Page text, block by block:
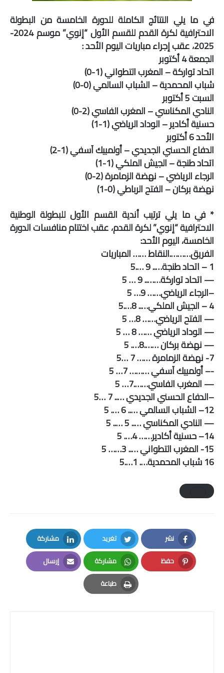
في ما يلي النتائج الكاملة للدورة الخامسة من البطولة
الاحترافية لكرة القدم للقسم الأول “إنوي” موسم 2024-
2025، عقب إجراء مباريات اليوم الأحد :
الجمعة 4 أكتوبر
اتحاد تواركة – المغرب التطواني (1-0)
شباب المحمدية – الشباب السالمي (0-0)
السبت 5 أكتوبر
النادي المكناسي – المغرب الفاسي (2-0)
حسنية أكادير – الوداد الرياضي (1-1)
الأحد 6 أكتوبر
الدفاع الحسني الجديدي – أولمبيك آسفي (1-2)
اتحاد طنجة – الجيش الملكي (1-1)
الرجاء الرياضي – نهضة الزمامرة (2-0)
نهضة بركان – الفتح الرباطي (0-1)
* في ما يلي ترتيب أندية القسم الأول للبطولة الوطنية
الاحترافية “إنوي” لكرة القدم، عقب اختتام منافسات الدورة
الخامسة، اليوم الأحد:
الفريق……….النقاط …… المباريات
1 – اتحاد طنجة….. 9 ….5
— اتحاد تواركة…….. 9 … 5
–الرجاء الرياضي…… 9… 5
4 – الجيش الملكي….. 8….5
— الفتح الرياضي…… 8… 5
— الوداد الرياضي …… 8 … 5
— نهضة بركان …….8…. 5
7- نهضة الزمامرة …… 7 …5
-– أولمبيك آسفي ……… 7… 5
— المغرب الفاسي…….7… 5
–الدفاع الحسني الجديدي ….. 7 …5
12– الشباب السالمي ….. 6 …. 5
— النادي المكناسي ….. 5 ….. 5
14– حسنية أكادير…… 4…. 5
15- المغرب التطواني ….. 3…… 5
16 شباب المحمدية…. 1….5
نشر
Facebook
تغريد
Twitter
مشاركة
LinkedIn
حفظ
Pinterest
مشاركة
Whatsapp
إرسال
Email
طباعة
Print